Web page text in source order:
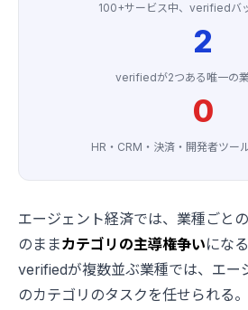
100+サービス中、verifiedバ
2
verifiedが2つある唯一の
0
HR・CRM・決済・開発者ツー
エージェント経済では、業種ごと
のままカテゴリの主導権争いにな
verifiedが複数並ぶ業種では、エー
のカテゴリのタスクを任せられる